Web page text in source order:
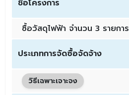
ชื่อโครงการ
ซื้อวัสดุไฟฟ้า จำนวน 3 รายการ
ประเภทการจัดซื้อจัดจ้าง
วิธีเฉพาะเจาะจง